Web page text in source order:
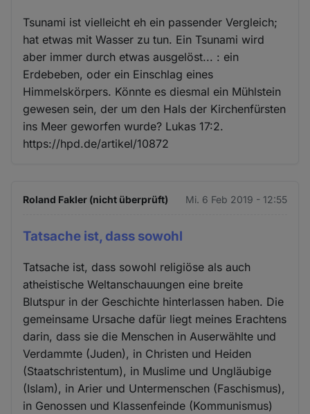
Tsunami ist vielleicht eh ein passender Vergleich;
hat etwas mit Wasser zu tun. Ein Tsunami wird
aber immer durch etwas ausgelöst... : ein
Erdebeben, oder ein Einschlag eines
Himmelskörpers. Könnte es diesmal ein Mühlstein
gewesen sein, der um den Hals der Kirchenfürsten
ins Meer geworfen wurde? Lukas 17:2.
https://hpd.de/artikel/10872
Roland Fakler (nicht überprüft) Mi. 6 Feb 2019 - 12:55
Tatsache ist, dass sowohl
Tatsache ist, dass sowohl religiöse als auch
atheistische Weltanschauungen eine breite
Blutspur in der Geschichte hinterlassen haben. Die
gemeinsame Ursache dafür liegt meines Erachtens
darin, dass sie die Menschen in Auserwählte und
Verdammte (Juden), in Christen und Heiden
(Staatschristentum), in Muslime und Ungläubige
(Islam), in Arier und Untermenschen (Faschismus),
in Genossen und Klassenfeinde (Kommunismus)